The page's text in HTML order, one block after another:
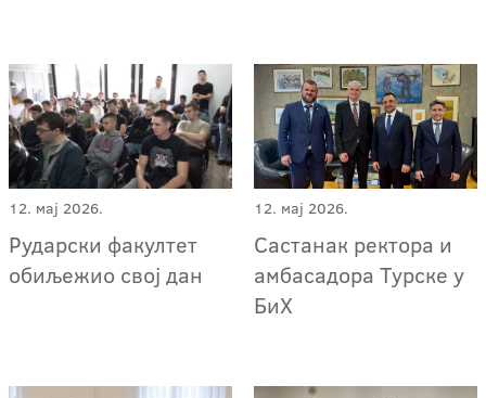
12. мај 2026.
Рударски факултет
обиљежио свој дан
12. мај 2026.
Састанак ректора и
амбасадора Турске у
БиХ